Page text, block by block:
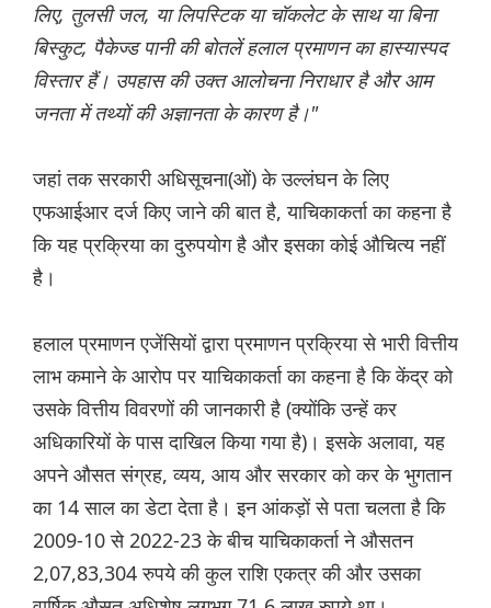
लिए, तुलसी जल, या लिपस्टिक या चॉकलेट के साथ या बिना
बिस्कुट, पैकेज्ड पानी की बोतलें हलाल प्रमाणन का हास्यास्पद
विस्तार हैं। उपहास की उक्त आलोचना निराधार है और आम
जनता में तथ्यों की अज्ञानता के कारण है।"
जहां तक ​​सरकारी अधिसूचना(ओं) के उल्लंघन के लिए
एफआईआर दर्ज किए जाने की बात है, याचिकाकर्ता का कहना है
कि यह प्रक्रिया का दुरुपयोग है और इसका कोई औचित्य नहीं
है।
हलाल प्रमाणन एजेंसियों द्वारा प्रमाणन प्रक्रिया से भारी वित्तीय
लाभ कमाने के आरोप पर याचिकाकर्ता का कहना है कि केंद्र को
उसके वित्तीय विवरणों की जानकारी है (क्योंकि उन्हें कर
अधिकारियों के पास दाखिल किया गया है)। इसके अलावा, यह
अपने औसत संग्रह, व्यय, आय और सरकार को कर के भुगतान
का 14 साल का डेटा देता है। इन आंकड़ों से पता चलता है कि
2009-10 से 2022-23 के बीच याचिकाकर्ता ने औसतन
2,07,83,304 रुपये की कुल राशि एकत्र की और उसका